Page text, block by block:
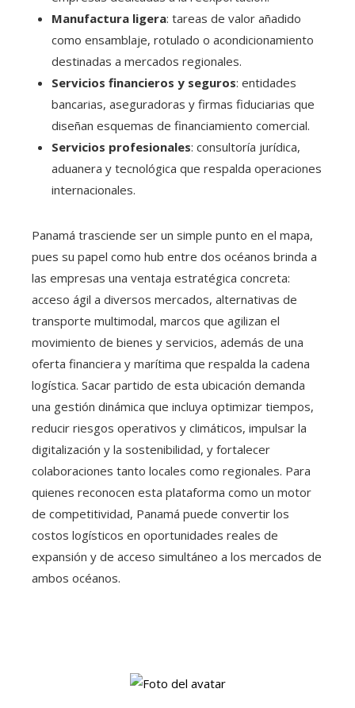
Manufactura ligera: tareas de valor añadido
como ensamblaje, rotulado o acondicionamiento
destinadas a mercados regionales.
Servicios financieros y seguros: entidades
bancarias, aseguradoras y firmas fiduciarias que
diseñan esquemas de financiamiento comercial.
Servicios profesionales: consultoría jurídica,
aduanera y tecnológica que respalda operaciones
internacionales.
Panamá trasciende ser un simple punto en el mapa,
pues su papel como hub entre dos océanos brinda a
las empresas una ventaja estratégica concreta:
acceso ágil a diversos mercados, alternativas de
transporte multimodal, marcos que agilizan el
movimiento de bienes y servicios, además de una
oferta financiera y marítima que respalda la cadena
logística. Sacar partido de esta ubicación demanda
una gestión dinámica que incluya optimizar tiempos,
reducir riesgos operativos y climáticos, impulsar la
digitalización y la sostenibilidad, y fortalecer
colaboraciones tanto locales como regionales. Para
quienes reconocen esta plataforma como un motor
de competitividad, Panamá puede convertir los
costos logísticos en oportunidades reales de
expansión y de acceso simultáneo a los mercados de
ambos océanos.